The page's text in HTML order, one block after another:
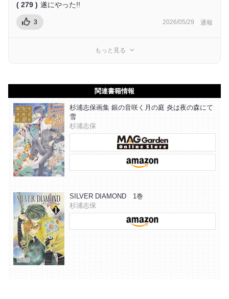
( 279 ) 遂にやった!!
3 2026/05/29 通報
もっと見る
関連書籍情報
杉浦志保画集 銀の音咲く月の庭 炎は夜の森にて
雪
杉浦志保
SILVER DIAMOND 1巻
杉浦志保